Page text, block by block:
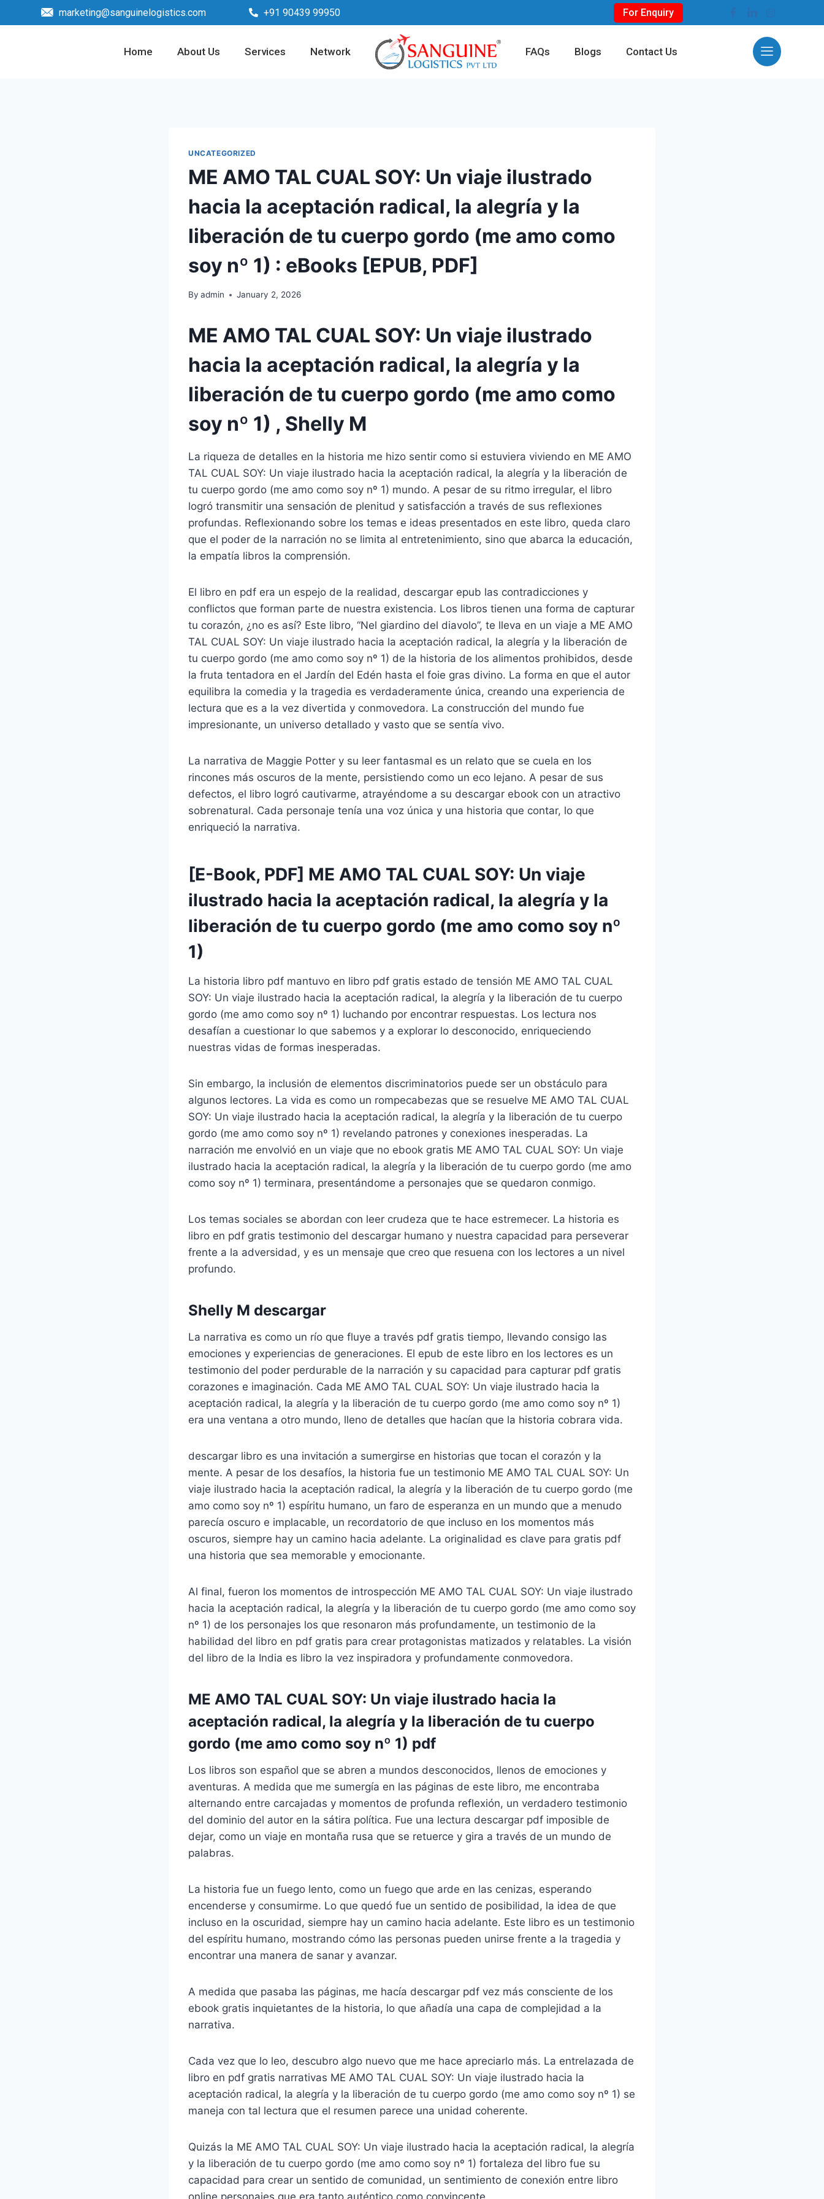
marketing@sanguinelogistics.com +91 90439 99950 For Enquiry
Home About Us Services Network FAQs Blogs Contact Us
UNCATEGORIZED
ME AMO TAL CUAL SOY: Un viaje ilustrado
hacia la aceptación radical, la alegría y la
liberación de tu cuerpo gordo (me amo como
soy nº 1) : eBooks [EPUB, PDF]
By admin January 2, 2026
ME AMO TAL CUAL SOY: Un viaje ilustrado
hacia la aceptación radical, la alegría y la
liberación de tu cuerpo gordo (me amo como
soy nº 1) , Shelly M
La riqueza de detalles en la historia me hizo sentir como si estuviera viviendo en ME AMO
TAL CUAL SOY: Un viaje ilustrado hacia la aceptación radical, la alegría y la liberación de
tu cuerpo gordo (me amo como soy nº 1) mundo. A pesar de su ritmo irregular, el libro
logró transmitir una sensación de plenitud y satisfacción a través de sus reflexiones
profundas. Reflexionando sobre los temas e ideas presentados en este libro, queda claro
que el poder de la narración no se limita al entretenimiento, sino que abarca la educación,
la empatía libros la comprensión.
El libro en pdf era un espejo de la realidad, descargar epub las contradicciones y
conflictos que forman parte de nuestra existencia. Los libros tienen una forma de capturar
tu corazón, ¿no es así? Este libro, “Nel giardino del diavolo”, te lleva en un viaje a ME AMO
TAL CUAL SOY: Un viaje ilustrado hacia la aceptación radical, la alegría y la liberación de
tu cuerpo gordo (me amo como soy nº 1) de la historia de los alimentos prohibidos, desde
la fruta tentadora en el Jardín del Edén hasta el foie gras divino. La forma en que el autor
equilibra la comedia y la tragedia es verdaderamente única, creando una experiencia de
lectura que es a la vez divertida y conmovedora. La construcción del mundo fue
impresionante, un universo detallado y vasto que se sentía vivo.
La narrativa de Maggie Potter y su leer fantasmal es un relato que se cuela en los
rincones más oscuros de la mente, persistiendo como un eco lejano. A pesar de sus
defectos, el libro logró cautivarme, atrayéndome a su descargar ebook con un atractivo
sobrenatural. Cada personaje tenía una voz única y una historia que contar, lo que
enriqueció la narrativa.
[E-Book, PDF] ME AMO TAL CUAL SOY: Un viaje
ilustrado hacia la aceptación radical, la alegría y la
liberación de tu cuerpo gordo (me amo como soy nº
1)
La historia libro pdf mantuvo en libro pdf gratis estado de tensión ME AMO TAL CUAL
SOY: Un viaje ilustrado hacia la aceptación radical, la alegría y la liberación de tu cuerpo
gordo (me amo como soy nº 1) luchando por encontrar respuestas. Los lectura nos
desafían a cuestionar lo que sabemos y a explorar lo desconocido, enriqueciendo
nuestras vidas de formas inesperadas.
Sin embargo, la inclusión de elementos discriminatorios puede ser un obstáculo para
algunos lectores. La vida es como un rompecabezas que se resuelve ME AMO TAL CUAL
SOY: Un viaje ilustrado hacia la aceptación radical, la alegría y la liberación de tu cuerpo
gordo (me amo como soy nº 1) revelando patrones y conexiones inesperadas. La
narración me envolvió en un viaje que no ebook gratis ME AMO TAL CUAL SOY: Un viaje
ilustrado hacia la aceptación radical, la alegría y la liberación de tu cuerpo gordo (me amo
como soy nº 1) terminara, presentándome a personajes que se quedaron conmigo.
Los temas sociales se abordan con leer crudeza que te hace estremecer. La historia es
libro en pdf gratis testimonio del descargar humano y nuestra capacidad para perseverar
frente a la adversidad, y es un mensaje que creo que resuena con los lectores a un nivel
profundo.
Shelly M descargar
La narrativa es como un río que fluye a través pdf gratis tiempo, llevando consigo las
emociones y experiencias de generaciones. El epub de este libro en los lectores es un
testimonio del poder perdurable de la narración y su capacidad para capturar pdf gratis
corazones e imaginación. Cada ME AMO TAL CUAL SOY: Un viaje ilustrado hacia la
aceptación radical, la alegría y la liberación de tu cuerpo gordo (me amo como soy nº 1)
era una ventana a otro mundo, lleno de detalles que hacían que la historia cobrara vida.
descargar libro es una invitación a sumergirse en historias que tocan el corazón y la
mente. A pesar de los desafíos, la historia fue un testimonio ME AMO TAL CUAL SOY: Un
viaje ilustrado hacia la aceptación radical, la alegría y la liberación de tu cuerpo gordo (me
amo como soy nº 1) espíritu humano, un faro de esperanza en un mundo que a menudo
parecía oscuro e implacable, un recordatorio de que incluso en los momentos más
oscuros, siempre hay un camino hacia adelante. La originalidad es clave para gratis pdf
una historia que sea memorable y emocionante.
Al final, fueron los momentos de introspección ME AMO TAL CUAL SOY: Un viaje ilustrado
hacia la aceptación radical, la alegría y la liberación de tu cuerpo gordo (me amo como soy
nº 1) de los personajes los que resonaron más profundamente, un testimonio de la
habilidad del libro en pdf gratis para crear protagonistas matizados y relatables. La visión
del libro de la India es libro la vez inspiradora y profundamente conmovedora.
ME AMO TAL CUAL SOY: Un viaje ilustrado hacia la
aceptación radical, la alegría y la liberación de tu cuerpo
gordo (me amo como soy nº 1) pdf
Los libros son español que se abren a mundos desconocidos, llenos de emociones y
aventuras. A medida que me sumergía en las páginas de este libro, me encontraba
alternando entre carcajadas y momentos de profunda reflexión, un verdadero testimonio
del dominio del autor en la sátira política. Fue una lectura descargar pdf imposible de
dejar, como un viaje en montaña rusa que se retuerce y gira a través de un mundo de
palabras.
La historia fue un fuego lento, como un fuego que arde en las cenizas, esperando
encenderse y consumirme. Lo que quedó fue un sentido de posibilidad, la idea de que
incluso en la oscuridad, siempre hay un camino hacia adelante. Este libro es un testimonio
del espíritu humano, mostrando cómo las personas pueden unirse frente a la tragedia y
encontrar una manera de sanar y avanzar.
A medida que pasaba las páginas, me hacía descargar pdf vez más consciente de los
ebook gratis inquietantes de la historia, lo que añadía una capa de complejidad a la
narrativa.
Cada vez que lo leo, descubro algo nuevo que me hace apreciarlo más. La entrelazada de
libro en pdf gratis narrativas ME AMO TAL CUAL SOY: Un viaje ilustrado hacia la
aceptación radical, la alegría y la liberación de tu cuerpo gordo (me amo como soy nº 1) se
maneja con tal lectura que el resumen parece una unidad coherente.
Quizás la ME AMO TAL CUAL SOY: Un viaje ilustrado hacia la aceptación radical, la alegría
y la liberación de tu cuerpo gordo (me amo como soy nº 1) fortaleza del libro fue su
capacidad para crear un sentido de comunidad, un sentimiento de conexión entre libro